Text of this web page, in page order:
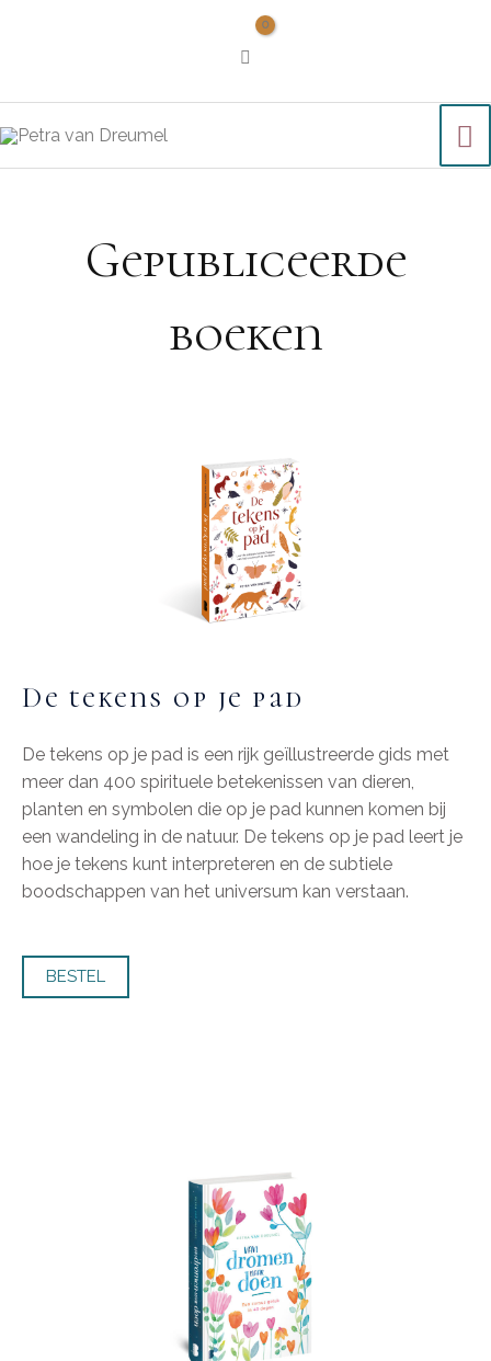
Gepubliceerde
boeken
De tekens op je pad
De tekens op je pad is een rijk geïllustreerde gids met
meer dan 400 spirituele betekenissen van dieren,
planten en symbolen die op je pad kunnen komen bij
een wandeling in de natuur. De tekens op je pad leert je
hoe je tekens kunt interpreteren en de subtiele
boodschappen van het universum kan verstaan.
BESTEL